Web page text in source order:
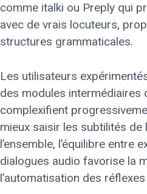
comme italki ou Preply qui
avec de vrais locuteurs,
structures grammaticales.
Les utilisateurs
des modules intermédiaires
complexifient
mieux saisir les subtilités de
l’ensemble, l’équilibre entre
dialogues audio favorise la
l’automatisation des